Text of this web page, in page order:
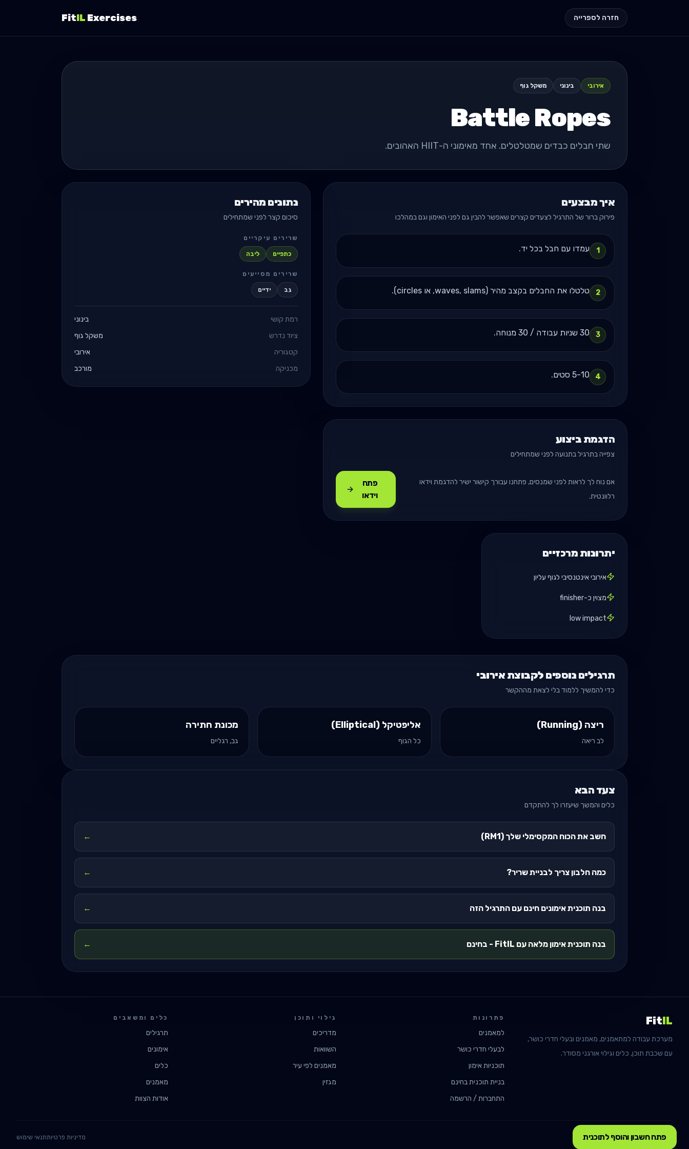
חזרה לספרייה FitIL Exercises
אירובי בינוני משקל גוף
Battle Ropes
שתי חבלים כבדים שמטלטלים. אחד מאימוני ה-HIIT האהובים.
איך מבצעים
פירוק ברור של התרגיל לצעדים קצרים שאפשר להבין גם לפני האימון וגם במהלכו
1 עמדו עם חבל בכל יד.
2 טלטלו את החבלים בקצב מהיר (waves, slams, או circles).
3 30 שניות עבודה / 30 מנוחה.
4 5-10 סטים.
הדגמת ביצוע
צפייה בתרגיל בתנועה לפני שמתחילים
אם נוח לך לראות לפני שמנסים, פתחנו עבורך קישור ישיר להדגמת וידאו
רלוונטית.
פתח
וידאו
יתרונות מרכזיים
אירובי אינטנסיבי לגוף עליון
מצוין כ-finisher
low impact
נתונים מהירים
סיכום קצר לפני שמתחילים
שרירים עיקריים
כתפיים ליבה
שרירים מסייעים
גב ידיים
רמת קושי
בינוני
ציוד נדרש
משקל גוף
קטגוריה
אירובי
מכניקה
מורכב
תרגילים נוספים לקבוצת אירובי
כדי להמשיך ללמוד בלי לצאת מההקשר
ריצה (Running)
לב ריאה
אליפטיקל (Elliptical)
כל הגוף
מכונת חתירה
גב, רגליים
צעד הבא
כלים והמשך שיעזרו לך להתקדם
חשב את הכוח המקסימלי שלך (RM1) ←
כמה חלבון צריך לבניית שריר? ←
בנה תוכנית אימונים חינם עם התרגיל הזה ←
בנה תוכנית אימון מלאה עם FitIL - בחינם ←
פתח חשבון והוסף לתוכנית
FitIL
מערכת עבודה למתאמנים, מאמנים ובעלי חדרי כושר,
עם שכבת תוכן, כלים וגילוי אורגני מסודר.
פתרונות
למאמנים
לבעלי חדרי כושר
תוכניות אימון
בניית תוכנית בחינם
התחברות / הרשמה
גילוי ותוכן
מדריכים
השוואות
מאמנים לפי עיר
מגזין
כלים ומשאבים
תרגילים
אימונים
כלים
מאמנים
אודות הצוות
©
2026
FitIL · fitil.app מדיניות פרטיותתנאי שימוש